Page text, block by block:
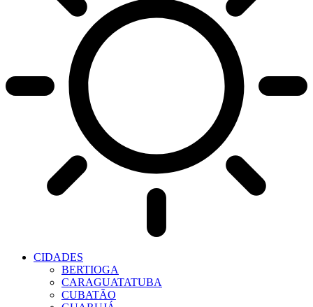
CIDADES
BERTIOGA
CARAGUATATUBA
CUBATÃO